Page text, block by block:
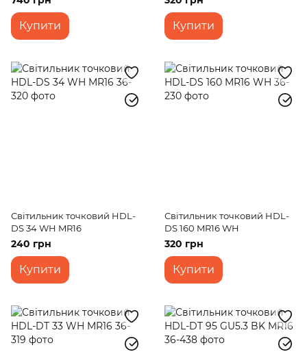
Купити Купити
Світильник точковий HDL-
DS 34 WH MR16
240 грн
Купити
Світильник точковий HDL-
DS 160 MR16 WH
320 грн
Купити